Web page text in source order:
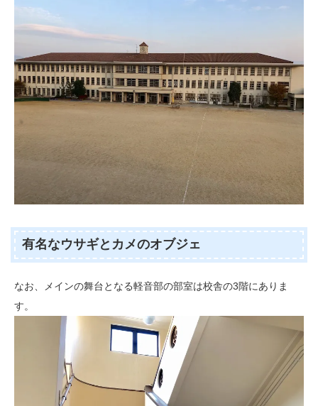
有名なウサギとカメのオブジェ
なお、メインの舞台となる軽音部の部室は校舎の3階にありま
す。